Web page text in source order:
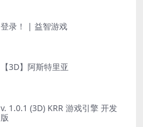
登录！ | 益智游戏
【3D】阿斯特里亚
v. 1.0.1 (3D) KRR 游戏引擎 开发
版